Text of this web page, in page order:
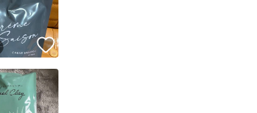
いいね！